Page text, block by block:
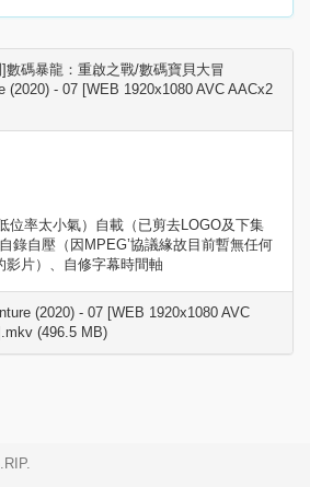
數碼暴龍：重啟之戰/數碼寶貝大冒
(2020) - 07 [WEB 1920x1080 AVC AACx2
位率太小氣）自載（已剪去LOGO及下集
錄自壓（因MPEG’協議緣故目前暫無任何
片）、自修字幕時間軸
(2020) - 07 [WEB 1920x1080 AVC
(496.5 MB)